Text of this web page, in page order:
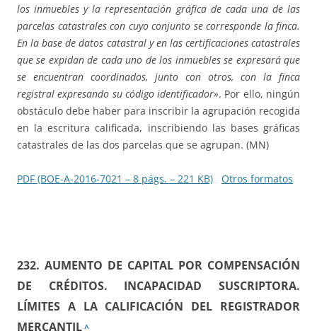
los inmuebles y la representación gráfica de cada una de las
parcelas catastrales con cuyo conjunto se corresponde la finca.
En la base de datos catastral y en las certificaciones catastrales
que se expidan de cada uno de los inmuebles se expresará que
se encuentran coordinados, junto con otros, con la finca
registral expresando su código identificador». Por ello, ningún
obstáculo debe haber para inscribir la agrupación recogida
en la escritura calificada, inscribiendo las bases gráficas
catastrales de las dos parcelas que se agrupan. (MN)
PDF (BOE-A-2016-7021 – 8 págs. – 221 KB) Otros formatos
232. AUMENTO DE CAPITAL POR COMPENSACIÓN
DE CRÉDITOS. INCAPACIDAD SUSCRIPTORA.
LÍMITES A LA CALIFICACIÓN DEL REGISTRADOR
MERCANTIL^